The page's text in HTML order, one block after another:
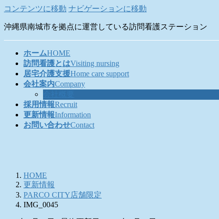
コンテンツに移動 ナビゲーションに移動
沖縄県南城市を拠点に運営している訪問看護ステーション
ホームHOME
訪問看護とはVisiting nursing
居宅介護支援Home care support
会社案内Company
採用情報Recruit
更新情報Information
お問い合わせContact
HOME
更新情報
PARCO CITY店舗限定
IMG_0045